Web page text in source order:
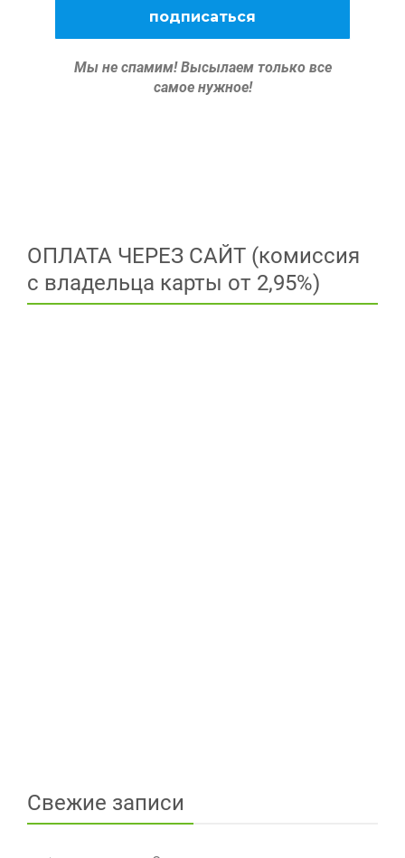
Мы не спамим! Высылаем только все
самое нужное!
ОПЛАТА ЧЕРЕЗ САЙТ (комиссия
с владельца карты от 2,95%)
Свежие записи